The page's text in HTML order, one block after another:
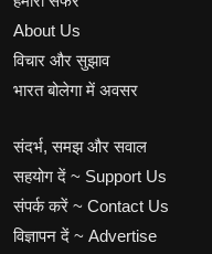
About Us
विचार और सुझाव
भारत बोलेगा में अवसर
संदर्भ, समझ और सवाल
सहयोग दें ~ Support Us
संपर्क करें ~ Contact Us
विज्ञापन दें ~ Advertise